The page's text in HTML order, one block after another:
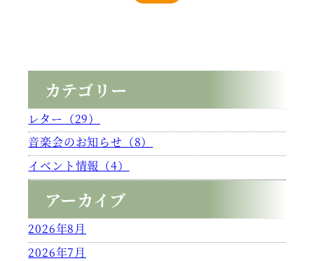
カテゴリー
レター（29）
音楽会のお知らせ（8）
イベント情報（4）
アーカイブ
2026年8月
2026年7月